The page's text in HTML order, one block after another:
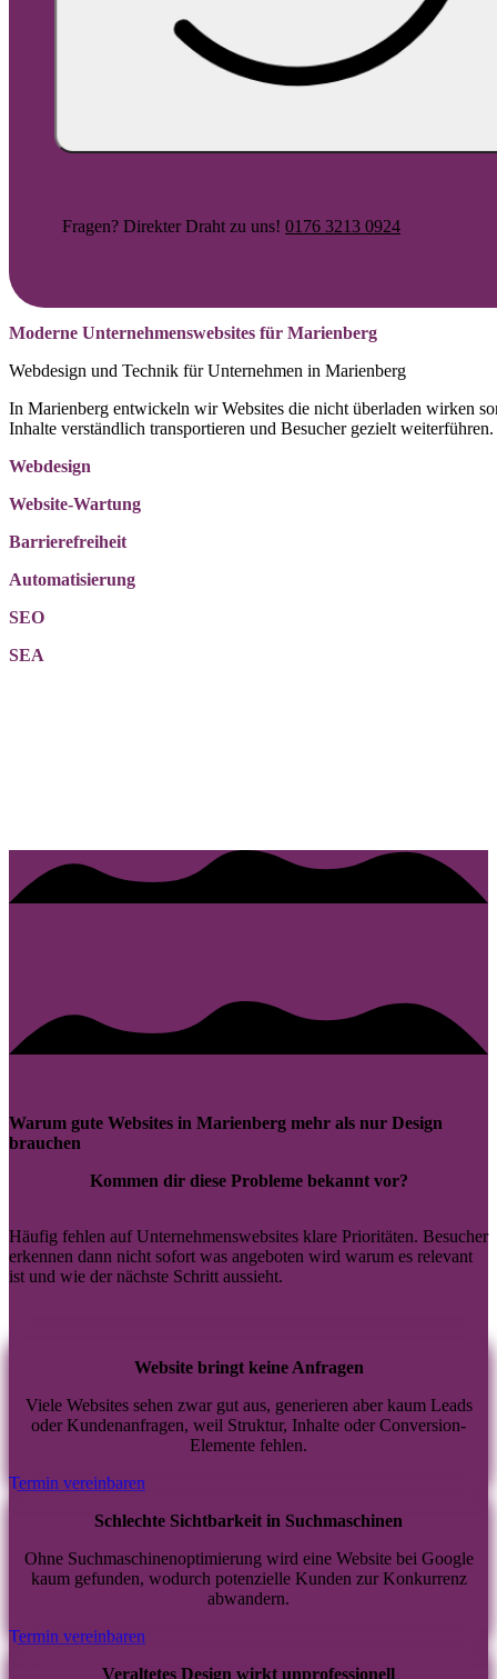
Moderne Unternehmenswebsites für Marienberg
Webdesign und Technik für Unternehmen in Marienberg
In Marienberg entwickeln wir Websites die nicht überladen wirken
Inhalte verständlich transportieren und Besucher gezielt weiterführen.
Webdesign
Website-Wartung
Barrierefreiheit
Automatisierung
SEO
SEA
Fragen? Direkter Draht zu uns! 0176 3213 0924
Warum gute Websites in Marienberg mehr als nur Design
brauchen
Kommen dir diese Probleme bekannt vor?
Häufig fehlen auf Unternehmenswebsites klare Prioritäten. Besucher
erkennen dann nicht sofort was angeboten wird warum es relevant
ist und wie der nächste Schritt aussieht.
Website bringt keine Anfragen
Viele Websites sehen zwar gut aus, generieren aber kaum Leads
oder Kundenanfragen, weil Struktur, Inhalte oder Conversion-
Elemente fehlen.
Termin vereinbaren
Schlechte Sichtbarkeit in Suchmaschinen
Ohne Suchmaschinenoptimierung wird eine Website bei Google
kaum gefunden, wodurch potenzielle Kunden zur Konkurrenz
abwandern.
Termin vereinbaren
Veraltetes Design wirkt unprofessionell